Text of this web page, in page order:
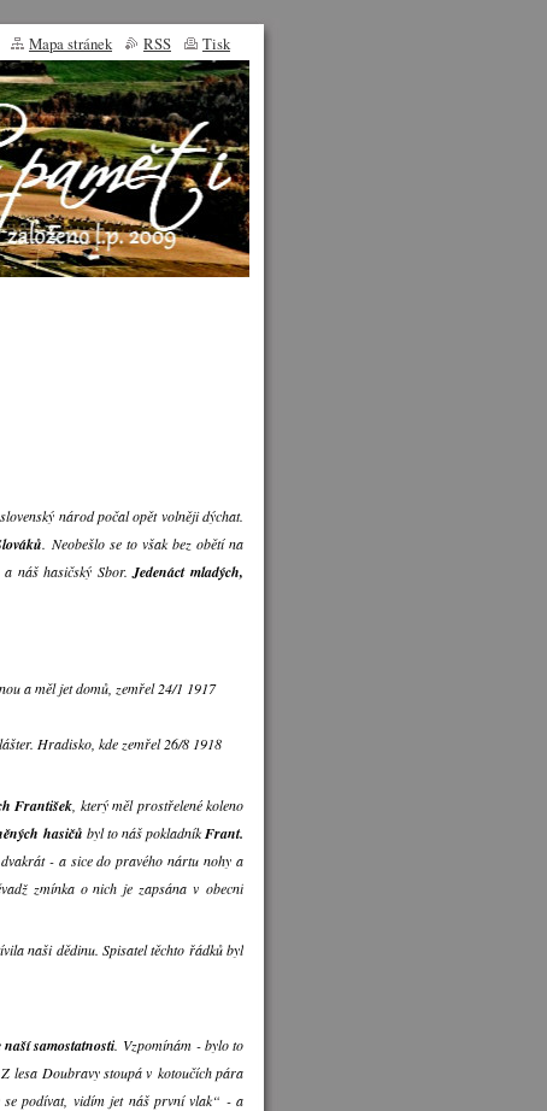
národ počal opět volněji dýchat.
. Neobešlo se to však bez obětí na
náš hasičský Sbor. Jedenáct mladých,
a měl jet domů, zemřel 24/1 1917
Hradisko, kde zemřel 26/8 1918
František , který měl prostřelené koleno
hasičů byl to náš pokladníkFrant.
- a sice do pravého nártu nohy a
zmínka o nich je zapsána v obecní
naši dědinu. Spisatel těchto řádků byl
samostatnosti. Vzpomínám - bylo to
lesa Doubravy stoupá v kotoučích pára
podívat, vidím jet náš první vlak“ - a
Mapa stránek RSS Tisk